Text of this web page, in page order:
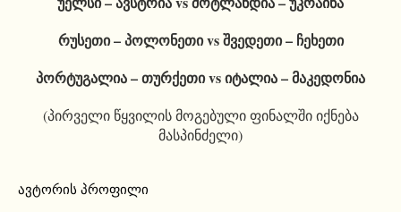
რუსეთი – პოლონეთი vs შვედეთი – ჩეხეთი
პორტუგალია – თურქეთი vs იტალია – მაკედონია
(პირველი წყვილის მოგებული ფინალში იქნება
მასპინძელი)
ავტორის პროფილი